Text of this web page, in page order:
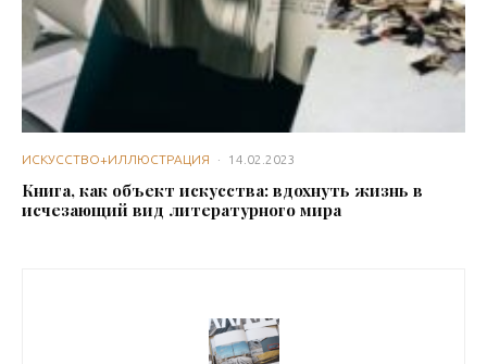
ИСКУССТВО+ИЛЛЮСТРАЦИЯ · 14.02.2023
Книга, как объект искусства: вдохнуть жизнь в
исчезающий вид литературного мира